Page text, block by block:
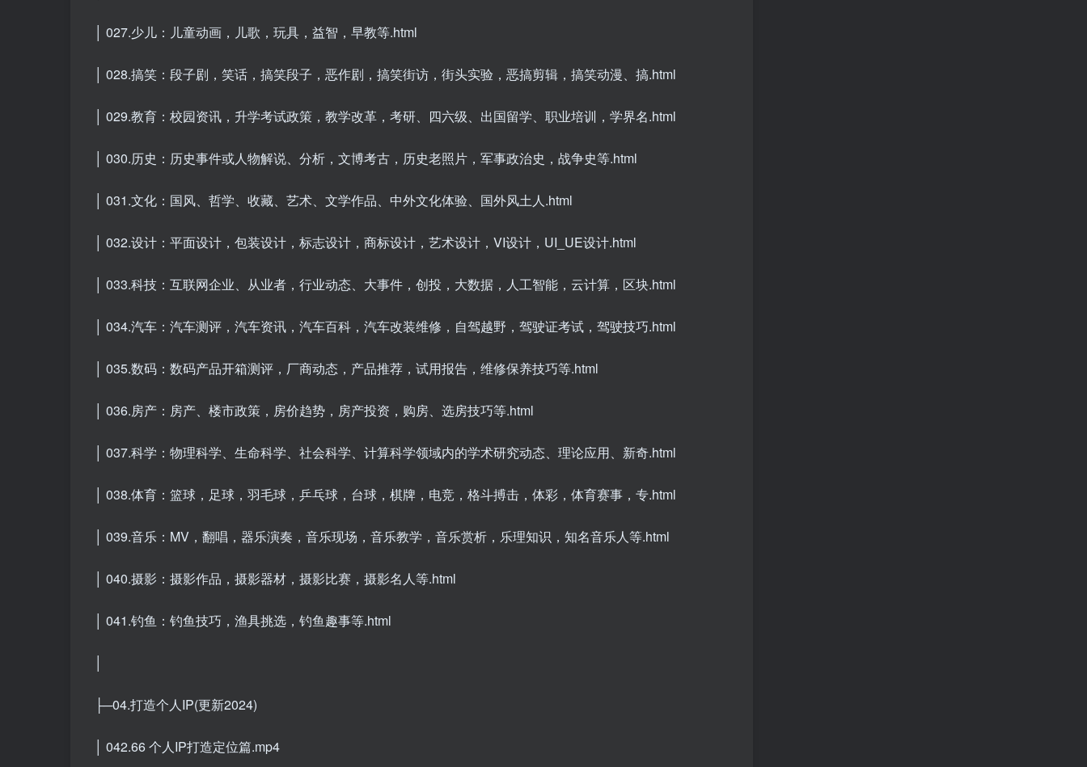
│ 027.少儿：儿童动画，儿歌，玩具，益智，早教等.html
│ 028.搞笑：段子剧，笑话，搞笑段子，恶作剧，搞笑街访，街头实验，恶搞剪辑，搞笑动漫、搞.html
│ 029.教育：校园资讯，升学考试政策，教学改革，考研、四六级、出国留学、职业培训，学界名.html
│ 030.历史：历史事件或人物解说、分析，文博考古，历史老照片，军事政治史，战争史等.html
│ 031.文化：国风、哲学、收藏、艺术、文学作品、中外文化体验、国外风土人.html
│ 032.设计：平面设计，包装设计，标志设计，商标设计，艺术设计，VI设计，UI_UE设计.html
│ 033.科技：互联网企业、从业者，行业动态、大事件，创投，大数据，人工智能，云计算，区块.html
│ 034.汽车：汽车测评，汽车资讯，汽车百科，汽车改装维修，自驾越野，驾驶证考试，驾驶技巧.html
│ 035.数码：数码产品开箱测评，厂商动态，产品推荐，试用报告，维修保养技巧等.html
│ 036.房产：房产、楼市政策，房价趋势，房产投资，购房、选房技巧等.html
│ 037.科学：物理科学、生命科学、社会科学、计算科学领域内的学术研究动态、理论应用、新奇.html
│ 038.体育：篮球，足球，羽毛球，乒乓球，台球，棋牌，电竞，格斗搏击，体彩，体育赛事，专.html
│ 039.音乐：MV，翻唱，器乐演奏，音乐现场，音乐教学，音乐赏析，乐理知识，知名音乐人等.html
│ 040.摄影：摄影作品，摄影器材，摄影比赛，摄影名人等.html
│ 041.钓鱼：钓鱼技巧，渔具挑选，钓鱼趣事等.html
├─04.打造个人IP(更新2024)
│ 042.66 个人IP打造定位篇.mp4